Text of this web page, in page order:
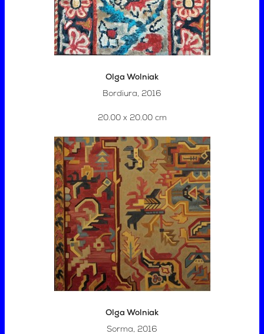
Olga Wolniak
Bordiura, 2016
20.00 x 20.00 cm
Olga Wolniak
Sorma, 2016